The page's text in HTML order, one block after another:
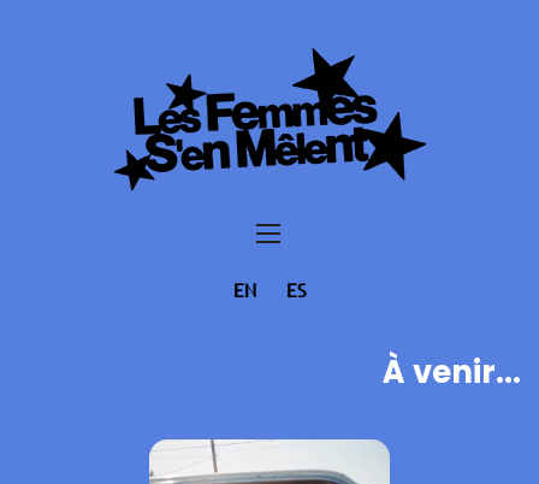
EN ES
À venir...